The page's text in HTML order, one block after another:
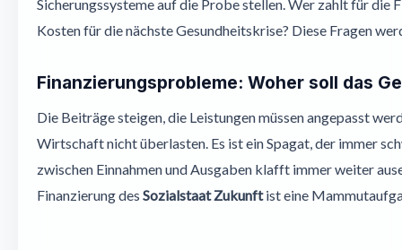
Sicherungssysteme auf die Probe stellen. Wer zahlt für
Kosten für die nächste Gesundheitskrise? Diese Fragen
Finanzierungsprobleme: Woher soll das
Die Beiträge steigen, die Leistungen müssen angepasst
Wirtschaft nicht überlasten. Es ist ein Spagat, der immer
zwischen Einnahmen und Ausgaben klafft immer weiter
Finanzierung des Sozialstaat Zukunftist eine